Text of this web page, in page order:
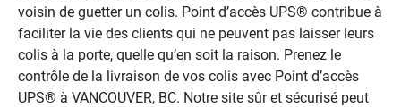
voisin de guetter un colis. Point d’accès UPS® contribue à
faciliter la vie des clients qui ne peuvent pas laisser leurs
colis à la porte, quelle qu’en soit la raison. Prenez le
contrôle de la livraison de vos colis avec Point d’accès
UPS® à VANCOUVER, BC. Notre site sûr et sécurisé peut